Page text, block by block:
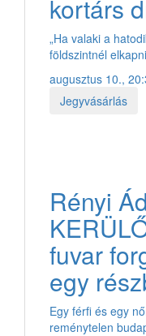
kortárs
„Ha valaki a
földszintnél
augusztus 10.,
Jegyvásárlás
Rényi
fuvar
egy
Egy férfi és egy
reménytelen